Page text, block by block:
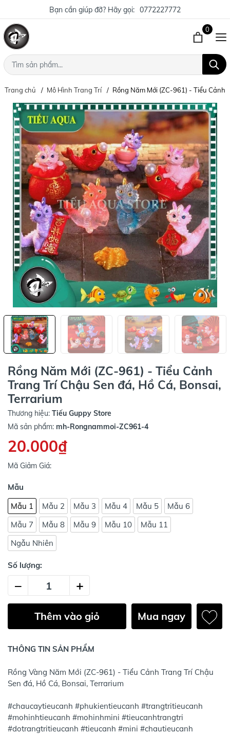
Bạn cần giúp đỡ? Hãy gọi: 0772227772
0
Trang chủ Mô Hình Trang Trí Rồng Năm Mới (ZC-961) - Tiểu Cảnh
Rồng Năm Mới (ZC-961) - Tiểu Cảnh
Trang Trí Chậu Sen đá, Hồ Cá, Bonsai,
Terrarium
Thương hiệu: Tiếu Guppy Store
Mã sản phẩm: mh-Rongnammoi-ZC961-4
20.000₫
Mã Giảm Giá:
Mẫu
Mẫu 1
Mẫu 2 Mẫu 3 Mẫu 4 Mẫu 5
Mẫu 6
Mẫu 7
Mẫu 8 Mẫu 9 Mẫu 10
Mẫu 11
Ngẫu Nhiên
Số lượng:
– +
Thêm vào giỏ Mua ngay
THÔNG TIN SẢN PHẨM
Rồng Vàng Năm Mới (ZC-961) - Tiểu Cảnh Trang Trí Chậu
Sen đá, Hồ Cá, Bonsai, Terrarium
#chaucaytieucanh #phukientieucanh #trangtritieucanh
#mohinhtieucanh #mohinhmini #tieucanhtrangtri
#dotrangtritieucanh #tieucanh #mini #chautieucanh